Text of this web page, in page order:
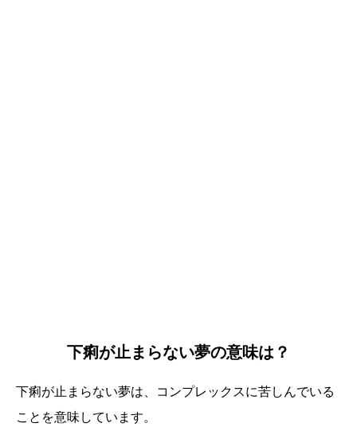
下痢が止まらない夢の意味は？
下痢が止まらない夢は、コンプレックスに苦しんでいる
ことを意味しています。